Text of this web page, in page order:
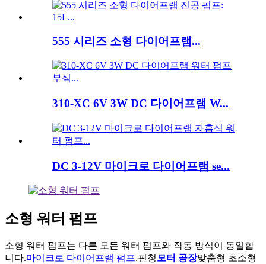
555 시리즈 소형 다이어프램...
310-XC 6V 3W DC 다이어프램 W...
DC 3-12V 마이크로 다이어프램 se...
소형 워터 펌프
소형 워터 펌프는 다른 모든 워터 펌프와 작동 방식이 동일합
니다.마이크로 다이어프램 펌프.핀청모터 공장맞춤형 초소형